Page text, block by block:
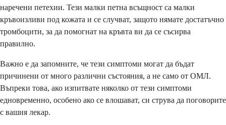
наречени петехии. Тези малки петна всъщност са малки
кръвоизливи под кожата и се случват, защото нямате достатъчно
тромбоцити, за да помогнат на кръвта ви да се съсирва
правилно.
Важно е да запомните, че тези симптоми могат да бъдат
причинени от много различни състояния, а не само от ОМЛ.
Въпреки това, ако изпитвате няколко от тези симптоми
едновременно, особено ако се влошават, си струва да поговорите
с вашия лекар.